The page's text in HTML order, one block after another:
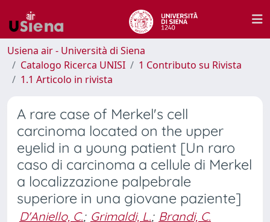
Usiena air - Università di Siena
Catalogo Ricerca UNISI
1 Contributo su Rivista
1.1 Articolo in rivista
A rare case of Merkel's cell
carcinoma located on the upper
eyelid in a young patient [Un raro
caso di carcinoma a cellule di Merkel
a localizzazione palpebrale
superiore in una giovane paziente]
D'Aniello, C.; Grimaldi, L.; Brandi, C.